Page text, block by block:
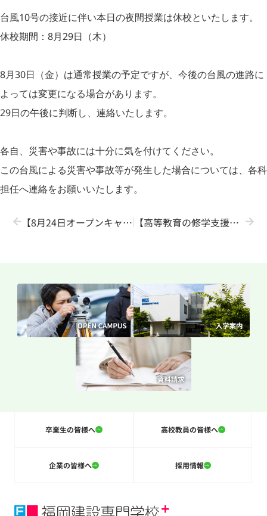
台風10号の接近に伴い本日の夜間授業は休校といたします。
休校期間：8月29日（木）
8月30日（金）は通常授業の予定ですが、今後の台風の進路に
よっては変更になる場合があります。
29日の午後に判断し、連絡いたします。
各自、災害や事故には十分に気を付けてください。
この台風による災害や事故等が発生した場合については、各科
担任へ連絡をお願いいたします。
【8月24日オープンキャンパスを開催しました♪】 【高等教育の修学支援新制度について】
卒業生の皆様へ 高校教員の皆様へ
企業の皆様へ 採用情報